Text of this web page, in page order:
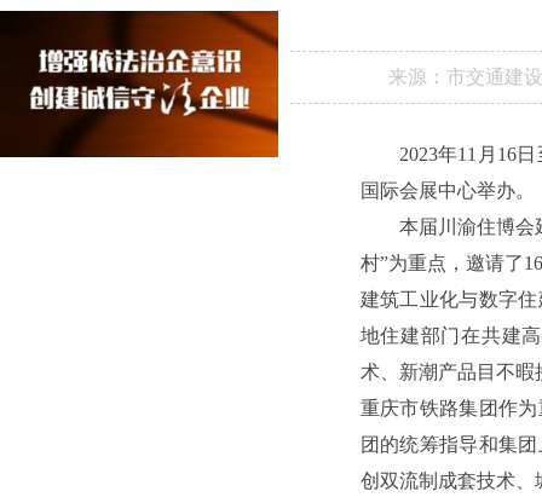
来源： 市交通建
2023年11月16
国际会展中心举办。
本届川渝住博会
村”为重点，邀请了
建筑工业化与数字
地住建部门在共建
术、新潮产品目不暇
重庆市铁路集团作
团的统筹指导和集
创双流制成套技术、